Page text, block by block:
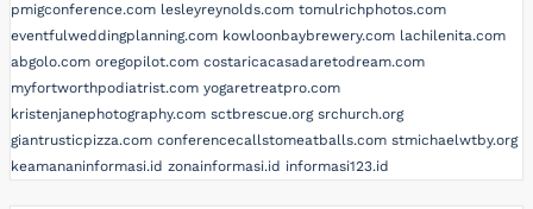
pmigconference.com lesleyreynolds.com tomulrichphotos.com
eventfulweddingplanning.com kowloonbaybrewery.com lachilenita.com
abgolo.com oregopilot.com costaricacasadaretodream.com
myfortworthpodiatrist.com yogaretreatpro.com
kristenjanephotography.com sctbrescue.org srchurch.org
giantrusticpizza.com conferencecallstomeatballs.com stmichaelwtby.org
keamananinformasi.id zonainformasi.id informasi123.id